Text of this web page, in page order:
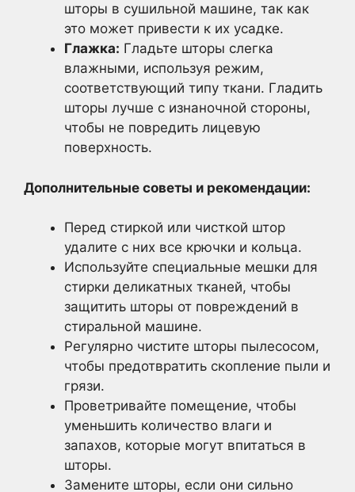
шторы в сушильной машине, так как
это может привести к их усадке.
Глажка: Гладьте шторы слегка
влажными, используя режим,
соответствующий типу ткани. Гладить
шторы лучше с изнаночной стороны,
чтобы не повредить лицевую
поверхность.
Дополнительные советы и рекомендации:
Перед стиркой или чисткой штор
удалите с них все крючки и кольца.
Используйте специальные мешки для
стирки деликатных тканей, чтобы
защитить шторы от повреждений в
стиральной машине.
Регулярно чистите шторы пылесосом,
чтобы предотвратить скопление пыли и
грязи.
Проветривайте помещение, чтобы
уменьшить количество влаги и
запахов, которые могут впитаться в
шторы.
Замените шторы, если они сильно